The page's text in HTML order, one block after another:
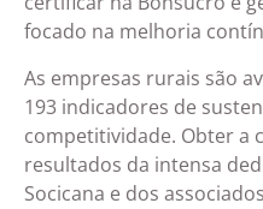
focado na melhoria
As empresas rurais são
193 indicadores de
competitividade. Obter a
resultados da intensa
Socicana e dos